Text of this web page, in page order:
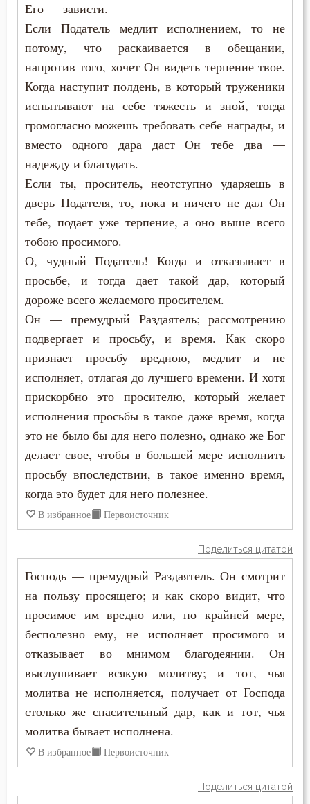
Душа
Ересь
Женщина
Жизнь вечная
Забота
Зависть
Загробная жизнь
Заповеди
Здоровье
Зло
Злопамятство
Злорадство
Знание
Идолопоклонство
Искушение
Искушение в смертный час
Исповедь
Исправление
Клятва
Колдовство
Его — зависти.
Если Податель медлит исполнением, то не
потому, что раскаивается в обещании,
напротив того, хочет Он видеть терпение твое.
Когда наступит полдень, в который труженики
испытывают на себе тяжесть и зной, тогда
громогласно можешь требовать себе награды, и
вместо одного дара даст Он тебе два —
надежду и благодать.
Если ты, проситель, неотступно ударяешь в
дверь Подателя, то, пока и ничего не дал Он
тебе, подает уже терпение, а оно выше всего
тобою просимого.
О, чудный Податель! Когда и отказывает в
просьбе, и тогда дает такой дар, который
дороже всего желаемого просителем.
Он — премудрый Раздаятель; рассмотрению
подвергает и просьбу, и время. Как скоро
признает просьбу вредною, медлит и не
исполняет, отлагая до лучшего времени. И хотя
прискорбно это просителю, который желает
исполнения просьбы в такое даже время, когда
это не было бы для него полезно, однако же Бог
делает свое, чтобы в большей мере исполнить
просьбу впоследствии, в такое именно время,
когда это будет для него полезнее.
В избранное Первоисточник
Поделиться цитатой
Господь — премудрый Раздаятель. Он смотрит
на пользу просящего; и как скоро видит, что
просимое им вредно или, по крайней мере,
бесполезно ему, не исполняет просимого и
отказывает во мнимом благодеянии. Он
выслушивает всякую молитву; и тот, чья
молитва не исполняется, получает от Господа
столько же спасительный дар, как и тот, чья
молитва бывает исполнена.
В избранное Первоисточник
Поделиться цитатой